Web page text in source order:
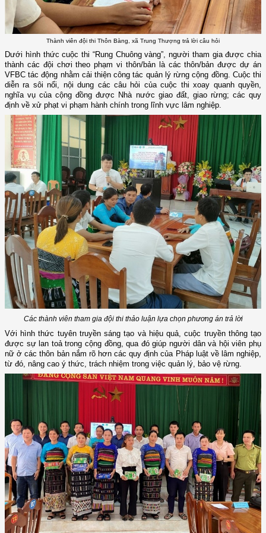
Thành viên đội thi Thôn Bàng, xã Trung Thượng trả lời câu hỏi
Dưới hình thức cuộc thi “Rung Chuông vàng”, người tham gia được chia
thành các đội chơi theo phạm vi thôn/bản là các thôn/bản được dự án
VFBC tác động nhằm cải thiện công tác quản lý rừng cộng đồng. Cuộc thi
diễn ra sôi nổi, nội dung các câu hỏi của cuộc thi xoay quanh quyền,
nghĩa vụ của cộng đồng được Nhà nước giao đất, giao rừng; các quy
định về xử phạt vi phạm hành chính trong lĩnh vực lâm nghiệp.
Các thành viên tham gia đội thi thảo luận lựa chọn phương án trả lời
Với hình thức tuyên truyền sáng tạo và hiệu quả, cuộc truyền thông tạo
được sự lan toả trong cộng đồng, qua đó giúp người dân và hội viên phụ
nữ ở các thôn bản nắm rõ hơn các quy định của Pháp luật về lâm nghiệp,
từ đó, nâng cao ý thức, trách nhiệm trong việc quản lý, bảo vệ rừng.